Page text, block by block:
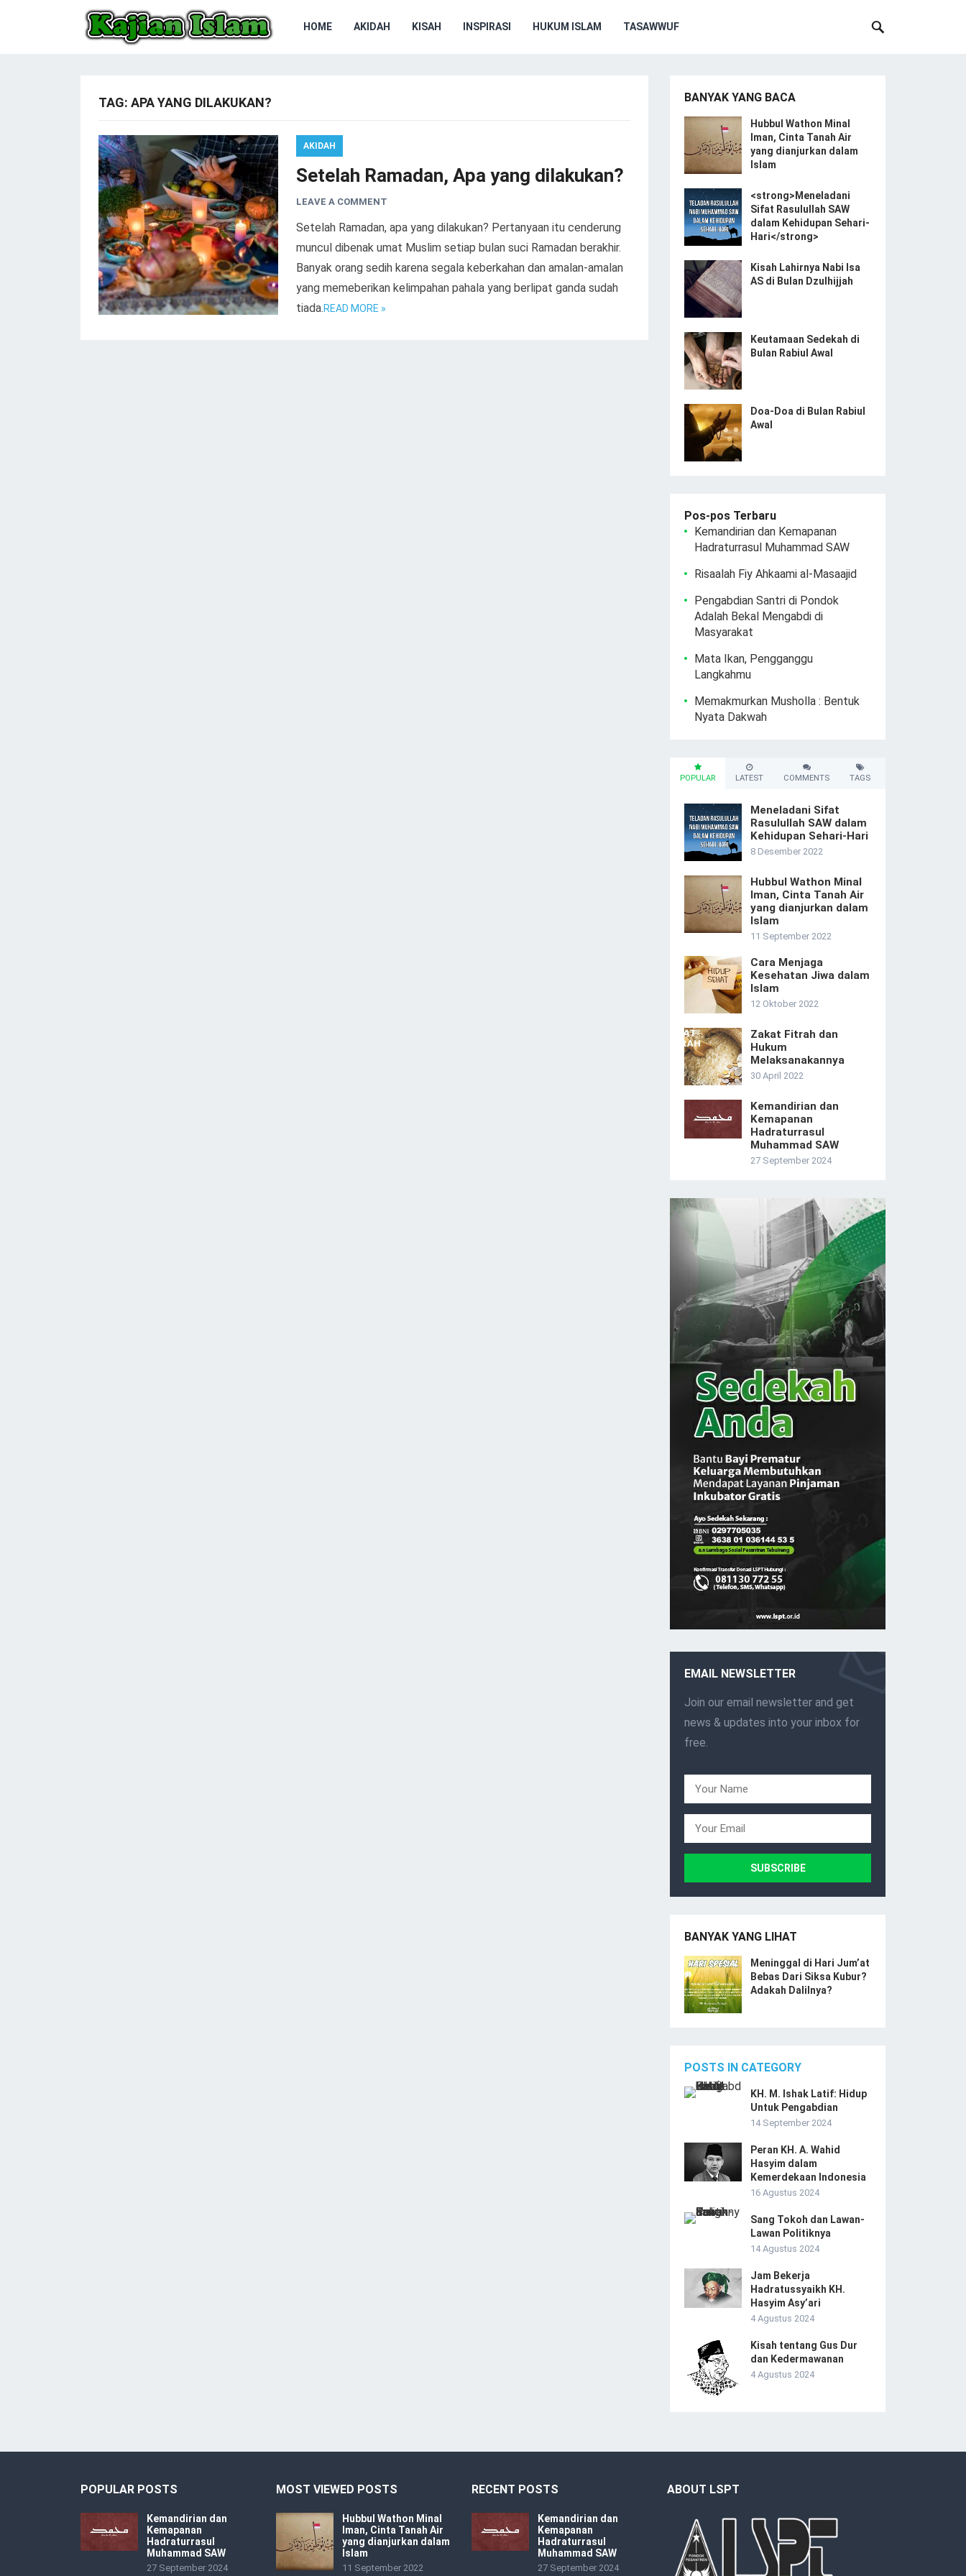
HOME AKIDAH KISAH INSPIRASI HUKUM ISLAM TASAWWUF
TAG: APA YANG DILAKUKAN?
AKIDAH
Setelah Ramadan, Apa yang dilakukan?
LEAVE A COMMENT
Setelah Ramadan, apa yang dilakukan? Pertanyaan itu cenderung
muncul dibenak umat Muslim setiap bulan suci Ramadan berakhir.
Banyak orang sedih karena segala keberkahan dan amalan-amalan
yang memeberikan kelimpahan pahala yang berlipat ganda sudah
tiada.READ MORE »
BANYAK YANG BACA
Hubbul Wathon Minal
Iman, Cinta Tanah Air
yang dianjurkan dalam
Islam
<strong>Meneladani
Sifat Rasulullah SAW
dalam Kehidupan Sehari-
Hari</strong>
Kisah Lahirnya Nabi Isa
AS di Bulan Dzulhijjah
Keutamaan Sedekah di
Bulan Rabiul Awal
Doa-Doa di Bulan Rabiul
Awal
Pos-pos Terbaru
Kemandirian dan Kemapanan
Hadraturrasul Muhammad SAW
Risaalah Fiy Ahkaami al-Masaajid
Pengabdian Santri di Pondok
Adalah Bekal Mengabdi di
Masyarakat
Mata Ikan, Pengganggu
Langkahmu
Memakmurkan Musholla : Bentuk
Nyata Dakwah
POPULAR LATEST COMMENTS TAGS
Meneladani Sifat
Rasulullah SAW dalam
Kehidupan Sehari-Hari
8 Desember 2022
Hubbul Wathon Minal
Iman, Cinta Tanah Air
yang dianjurkan dalam
Islam
11 September 2022
Cara Menjaga
Kesehatan Jiwa dalam
Islam
12 Oktober 2022
Zakat Fitrah dan
Hukum
Melaksanakannya
30 April 2022
Kemandirian dan
Kemapanan
Hadraturrasul
Muhammad SAW
27 September 2024
EMAIL NEWSLETTER
Join our email newsletter and get
news & updates into your inbox for
free.
BANYAK YANG LIHAT
Meninggal di Hari Jum’at
Bebas Dari Siksa Kubur?
Adakah Dalilnya?
POSTS IN CATEGORY
KH. M. Ishak Latif: Hidup
Untuk Pengabdian
14 September 2024
Peran KH. A. Wahid
Hasyim dalam
Kemerdekaan Indonesia
16 Agustus 2024
Sang Tokoh dan Lawan-
Lawan Politiknya
14 Agustus 2024
Jam Bekerja
Hadratussyaikh KH.
Hasyim Asy’ari
4 Agustus 2024
Kisah tentang Gus Dur
dan Kedermawanan
4 Agustus 2024
POPULAR POSTS
Kemandirian dan
Kemapanan
Hadraturrasul
Muhammad SAW
27 September 2024
MOST VIEWED POSTS
Hubbul Wathon Minal
Iman, Cinta Tanah Air
yang dianjurkan dalam
Islam
11 September 2022
RECENT POSTS
Kemandirian dan
Kemapanan
Hadraturrasul
Muhammad SAW
27 September 2024
ABOUT LSPT